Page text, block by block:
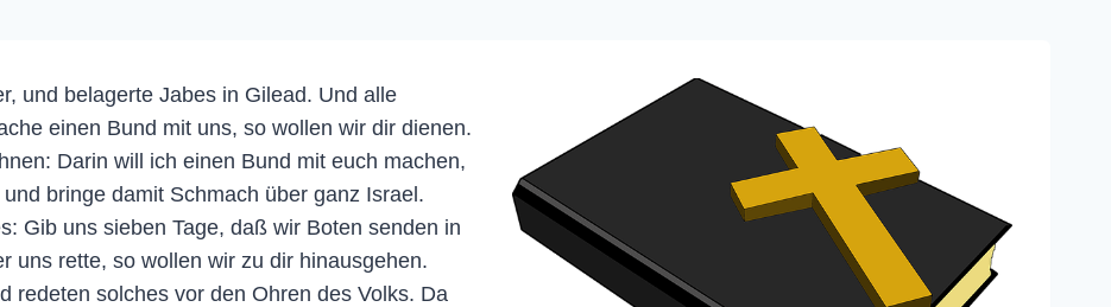
und belagerte Jabes in Gilead. Und alle
einen Bund mit uns, so wollen wir dir dienen.
Darin will ich einen Bund mit euch machen,
bringe damit Schmach über ganz Israel.
Gib uns sieben Tage, daß wir Boten senden in
uns rette, so wollen wir zu dir hinausgehen.
redeten solches vor den Ohren des Volks. Da